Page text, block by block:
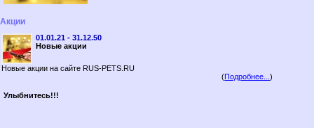
Зоотовары
Бренды
Книги
Акции
01.01.21 - 31.12.50
Новые акции
Новые акции на сайте RUS-PETS.RU
(Подробнее...)
Улыбнитесь!!!